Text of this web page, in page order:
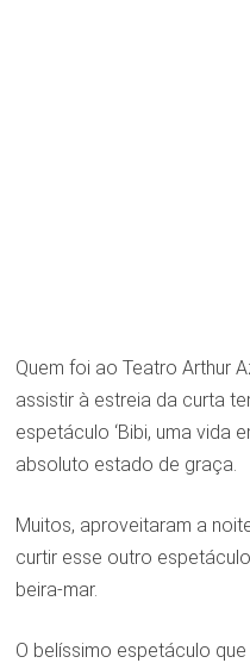
Quem foi ao Teatro Arthur
assistir à estreia da curta
espetáculo ‘Bibi, uma vida
absoluto estado de graça.
Muitos, aproveitaram a
curtir esse outro
beira-mar.
O belíssimo espetáculo